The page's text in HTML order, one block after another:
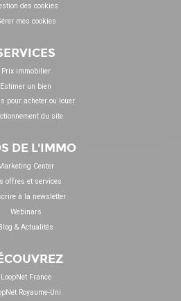
des cookies
mes cookies
Prix immobilier
Estimer un bien
pour acheter ou louer
du site
DE L'IMMO
Center
offres et services
à la newsletter
Webinars
& Actualités
LoopNet France
Royaume-Uni